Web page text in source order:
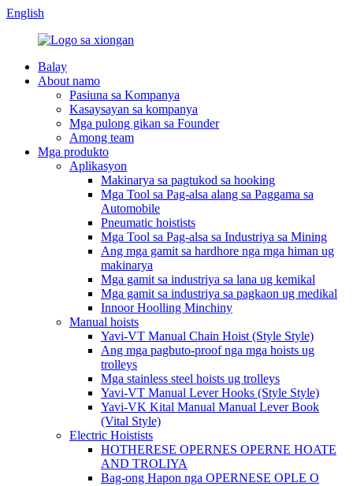
English
Balay
About namo
Pasiuna sa Kompanya
Kasaysayan sa kompanya
Mga pulong gikan sa Founder
Among team
Mga produkto
Aplikasyon
Makinarya sa pagtukod sa hooking
Mga Tool sa Pag-alsa alang sa Paggama sa
Automobile
Pneumatic hoistists
Mga Tool sa Pag-alsa sa Industriya sa Mining
Ang mga gamit sa hardhore nga mga himan ug
makinarya
Mga gamit sa industriya sa lana ug kemikal
Mga gamit sa industriya sa pagkaon ug medikal
Innoor Hoolling Minchiny
Manual hoists
Yavi-VT Manual Chain Hoist (Style Style)
Ang mga pagbuto-proof nga mga hoists ug
trolleys
Mga stainless steel hoists ug trolleys
Yavi-VT Manual Lever Hooks (Style Style)
Yavi-VK Kital Manual Manual Lever Book
(Vital Style)
Electric Hoistists
HOTHERESE OPERNES OPERNE HOATE
AND TROLIYA
Bag-ong Hapon nga OPERNESE OPLE O